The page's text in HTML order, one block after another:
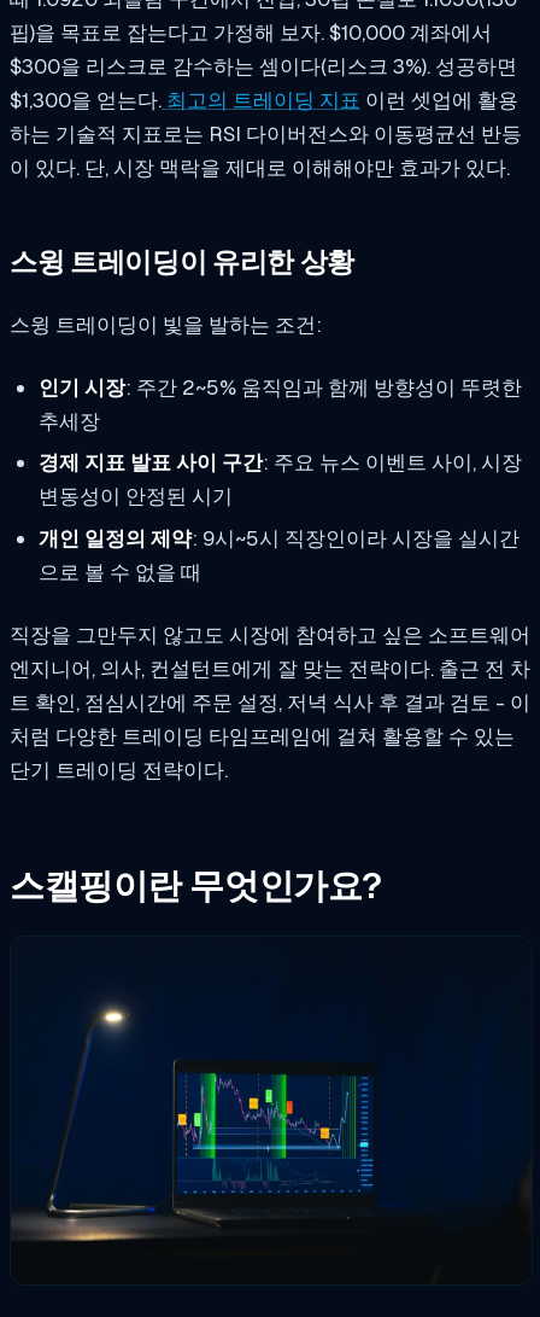
핍)을 목표로 잡는다고 가정해 보자. $10,000 계좌에서
$300을 리스크로 감수하는 셈이다(리스크 3%). 성공하면
$1,300을 얻는다. 최고의 트레이딩 지표 이런 셋업에 활용
하는 기술적 지표로는 RSI 다이버전스와 이동평균선 반등
이 있다. 단, 시장 맥락을 제대로 이해해야만 효과가 있다.
스윙 트레이딩이 유리한 상황
스윙 트레이딩이 빛을 발하는 조건:
인기 시장: 주간 2~5% 움직임과 함께 방향성이 뚜렷한
추세장
경제 지표 발표 사이 구간: 주요 뉴스 이벤트 사이, 시장
변동성이 안정된 시기
개인 일정의 제약: 9시~5시 직장인이라 시장을 실시간
으로 볼 수 없을 때
직장을 그만두지 않고도 시장에 참여하고 싶은 소프트웨어
엔지니어, 의사, 컨설턴트에게 잘 맞는 전략이다. 출근 전 차
트 확인, 점심시간에 주문 설정, 저녁 식사 후 결과 검토 - 이
처럼 다양한 트레이딩 타임프레임에 걸쳐 활용할 수 있는
단기 트레이딩 전략이다.
스캘핑이란 무엇인가요?